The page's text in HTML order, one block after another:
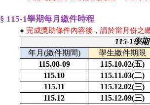
§ 115-1學期每月繳件時程
● 完成獎助條件內容後，請於當月份之
115-1學期
年月(繳件期間)
學生繳件期限
115.08-09
115.10.02(五)
115.10
115.11.03(二)
115.11
115.12.02(三)
115.12
115.12.09(三)